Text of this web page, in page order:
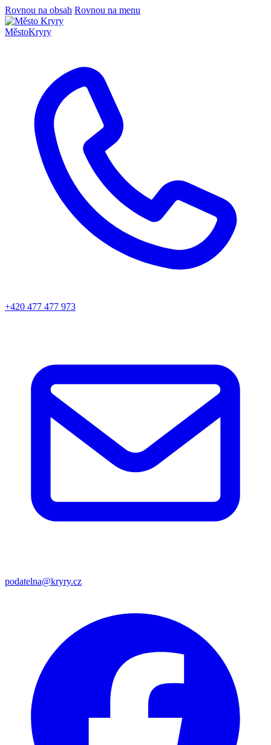
Rovnou na obsah Rovnou na menu
MěstoKryry
+420 477 477 973
podatelna@kryry.cz